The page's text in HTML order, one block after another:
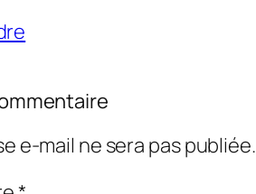
e-mail ne sera pas publiée.